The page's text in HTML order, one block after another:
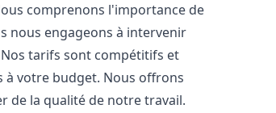
comprenons l'importance de
nous engageons à intervenir
tarifs sont compétitifs et
à votre budget. Nous offrons
de la qualité de notre travail.